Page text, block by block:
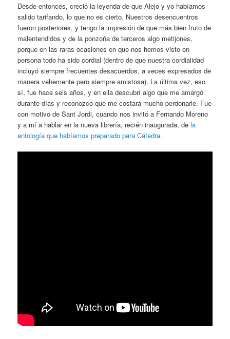
Desde entonces, creció la leyenda de que Alejo y yo habíamos
salido tarifando, lo que no es cierto. Nuestros desencuentros
fueron posteriores, y tengo la impresión de que más bien fruto de
malentendidos y de la ponzoña de terceros algo metijones,
porque en las raras ocasiones en que nos hemos visto en
persona todo ha sido cordial (dentro de que nuestra cordialidad
incluyó siempre frecuentes desacuerdos, a veces expresados de
manera vehemente pero siempre amistosa). La última vez, eso
sí, fue hace seis años, y en ella descubrí algo que me amargó
durante días y reconozco que me costará mucho perdonarle. Fue
con motivo de Sant Jordi, cuando nos invitó a Fernando Moreno
y a mí a hablar en la nueva librería, recién inaugurada, dela
antología que habíamos preparado para Cátedra.